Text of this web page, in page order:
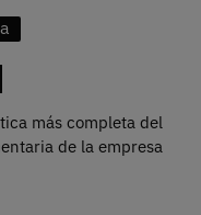
más completa del
de la empresa